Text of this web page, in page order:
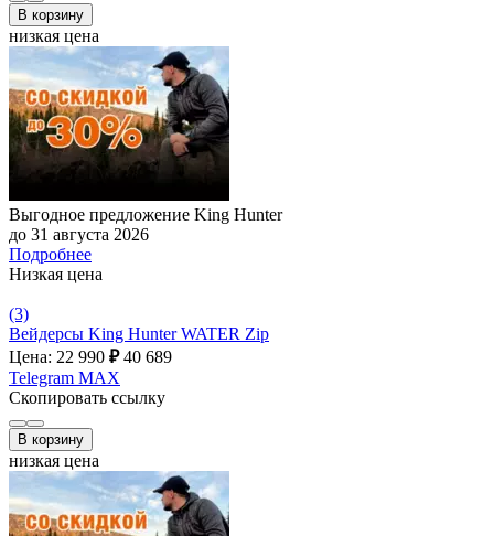
В корзину
низкая цена
Выгодное предложение King Hunter
до 31 августа 2026
Подробнее
Низкая цена
(3)
Вейдерсы King Hunter WATER Zip
Цена: 22 990 ₽ 40 689
Telegram MAX
Скопировать ссылку
В корзину
низкая цена